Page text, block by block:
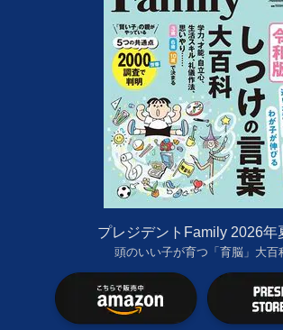
プレジデントFamily 2026年
頭のいい子が育つ「育脳」大百